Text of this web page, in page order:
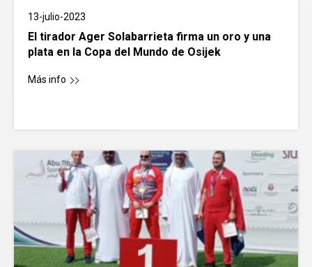
13-julio-2023
El tirador Ager Solabarrieta firma un oro y una
plata en la Copa del Mundo de Osijek
Más info